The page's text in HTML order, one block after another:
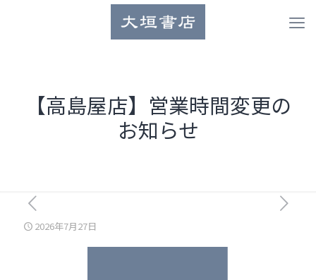
【高島屋店】営業時間変更の
お知らせ
2026年7月27日